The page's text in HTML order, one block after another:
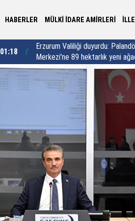
HABERLER MÜLKİ İDARE AMİRLERİ
23:48
Vali Aydoğdu Üzümlü’de: "Al
altında beraber yaşamaya